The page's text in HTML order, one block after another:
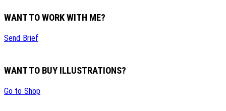
WANT TO WORK WITH ME?
Send Brief
WANT TO BUY ILLUSTRATIONS?
Go to Shop